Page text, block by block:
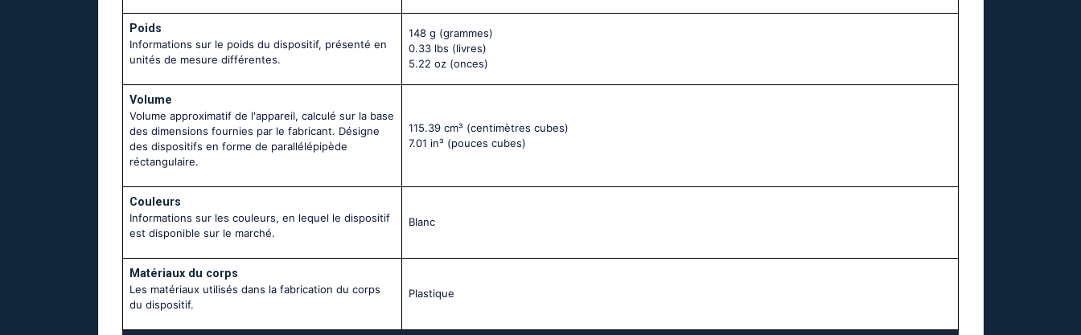
Poids
Informations sur le poids du dispositif, présenté en
unités de mesure différentes.
148 g (grammes)
0.33 lbs (livres)
5.22 oz (onces)
Volume
Volume approximatif de l'appareil, calculé sur la base
des dimensions fournies par le fabricant. Désigne
des dispositifs en forme de parallélépipède
réctangulaire.
115.39 cm³ (centimètres cubes)
7.01 in³ (pouces cubes)
Couleurs
Informations sur les couleurs, en lequel le dispositif
est disponible sur le marché.
Blanc
Matériaux du corps
Les matériaux utilisés dans la fabrication du corps
du dispositif.
Plastique